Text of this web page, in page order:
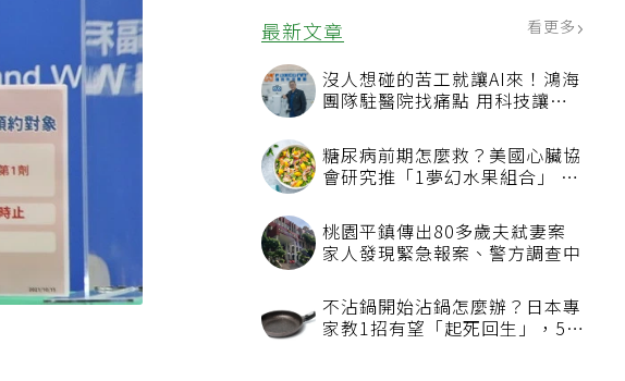
最新文章 看更多
沒人想碰的苦工就讓AI來！鴻海
團隊駐醫院找痛點 用科技讓醫
糖尿病前期怎麼救？美國心臟協
會研究推「1夢幻水果組合」 酪
桃園平鎮傳出80多歲夫弒妻案
家人發現緊急報案、警方調查中
不沾鍋開始沾鍋怎麼辦？日本專
家教1招有望「起死回生」，5情